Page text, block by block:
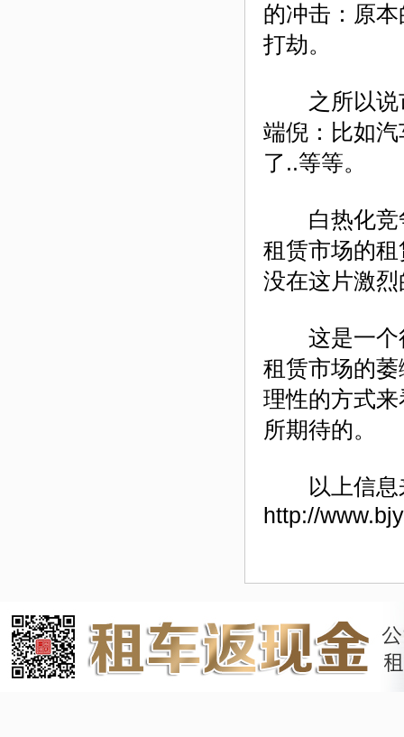
的冲击：原
打劫。
之所以说市
端倪：比如
了..等等。
白热化竞争
租赁市场的
没在这片激
这是一个很
租赁市场的
理性的方式
所期待的。
以上信息
http://